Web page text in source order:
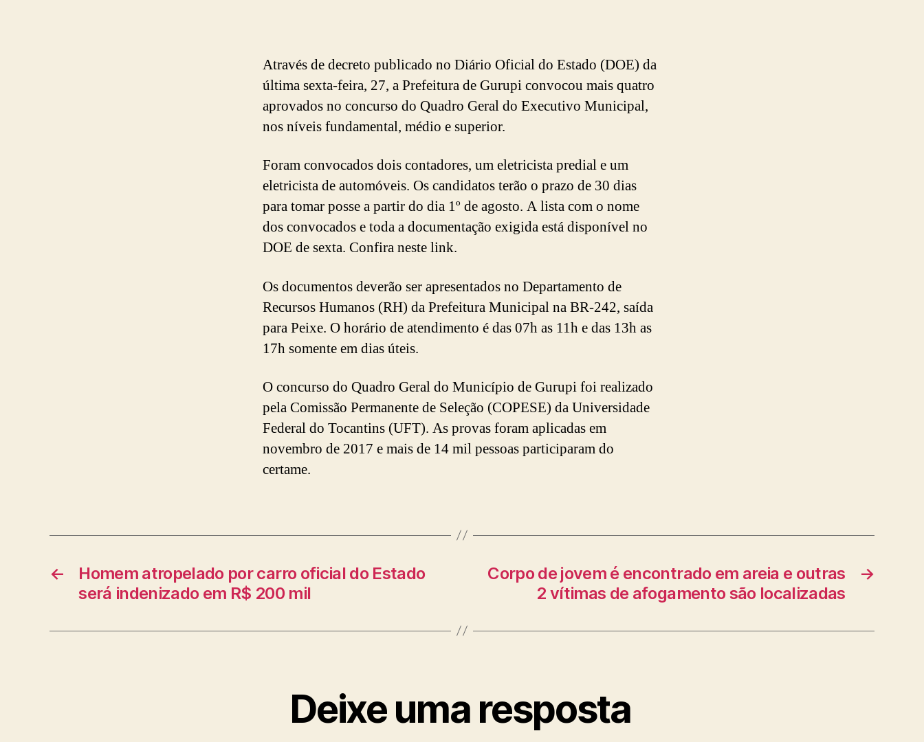
Através de decreto publicado no Diário Oficial do Estado (DOE) da
última sexta-feira, 27, a Prefeitura de Gurupi convocou mais quatro
aprovados no concurso do Quadro Geral do Executivo Municipal,
nos níveis fundamental, médio e superior.
Foram convocados dois contadores, um eletricista predial e um
eletricista de automóveis. Os candidatos terão o prazo de 30 dias
para tomar posse a partir do dia 1º de agosto. A lista com o nome
dos convocados e toda a documentação exigida está disponível no
DOE de sexta. Confira neste link.
Os documentos deverão ser apresentados no Departamento de
Recursos Humanos (RH) da Prefeitura Municipal na BR-242, saída
para Peixe. O horário de atendimento é das 07h as 11h e das 13h as
17h somente em dias úteis.
O concurso do Quadro Geral do Município de Gurupi foi realizado
pela Comissão Permanente de Seleção (COPESE) da Universidade
Federal do Tocantins (UFT). As provas foram aplicadas em
novembro de 2017 e mais de 14 mil pessoas participaram do
certame.
←
Homem atropelado por carro oficial do Estado
será indenizado em R$ 200 mil
→
Corpo de jovem é encontrado em areia e outras
2 vítimas de afogamento são localizadas
Deixe uma resposta